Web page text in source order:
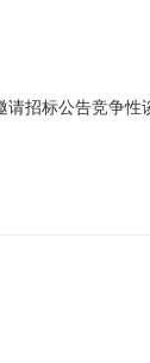
招标公告竞争性